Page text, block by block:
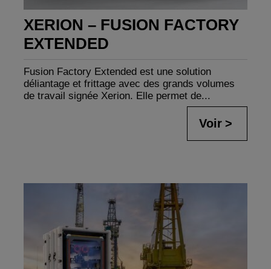
XERION – FUSION FACTORY
EXTENDED
Fusion Factory Extended est une solution
déliantage et frittage avec des grands volumes
de travail signée Xerion. Elle permet de...
Voir